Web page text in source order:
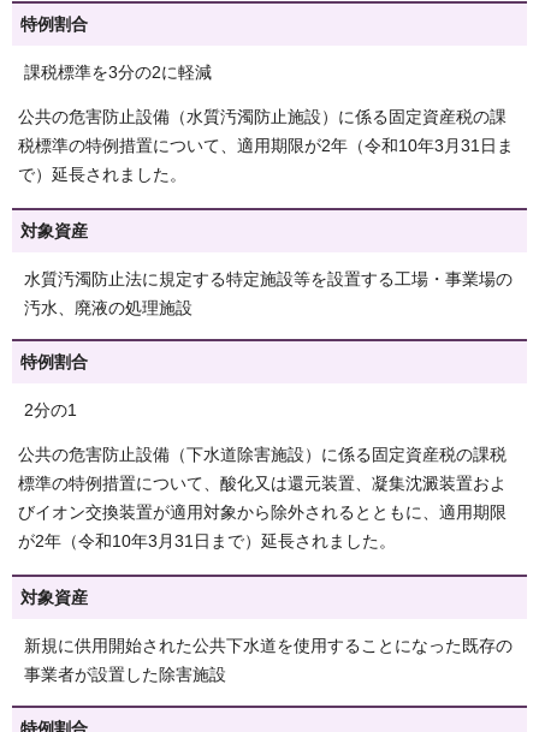
特例割合
課税標準を3分の2に軽減
公共の危害防止設備（水質汚濁防止施設）に係る固定資産税の課
税標準の特例措置について、適用期限が2年（令和10年3月31日ま
で）延長されました。
対象資産
水質汚濁防止法に規定する特定施設等を設置する工場・事業場の
汚水、廃液の処理施設
特例割合
2分の1
公共の危害防止設備（下水道除害施設）に係る固定資産税の課税
標準の特例措置について、酸化又は還元装置、凝集沈澱装置およ
びイオン交換装置が適用対象から除外されるとともに、適用期限
が2年（令和10年3月31日まで）延長されました。
対象資産
新規に供用開始された公共下水道を使用することになった既存の
事業者が設置した除害施設